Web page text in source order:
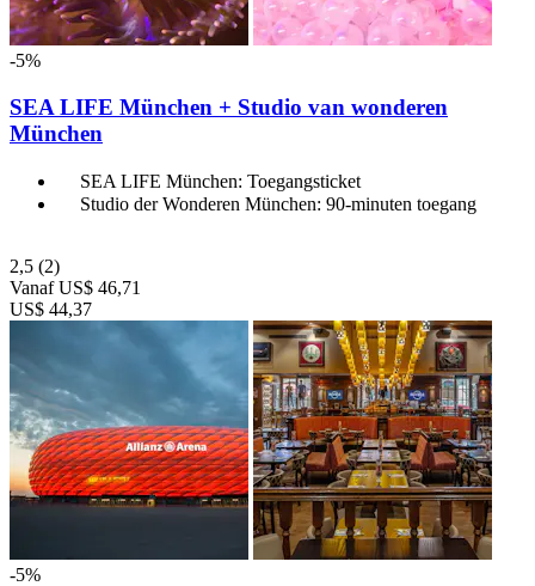
-5%
SEA LIFE München + Studio van wonderen
München
SEA LIFE München: Toegangsticket
Studio der Wonderen München: 90-minuten toegang
2,5 (2)
Vanaf US$ 46,71
US$ 44,37
-5%